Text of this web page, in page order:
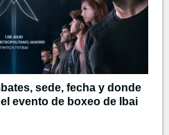
sede, fecha y donde
evento de boxeo de Ibai